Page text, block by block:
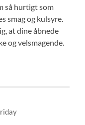
så hurtigt som
smag og kulsyre.
at dine åbnede
og velsmagende.